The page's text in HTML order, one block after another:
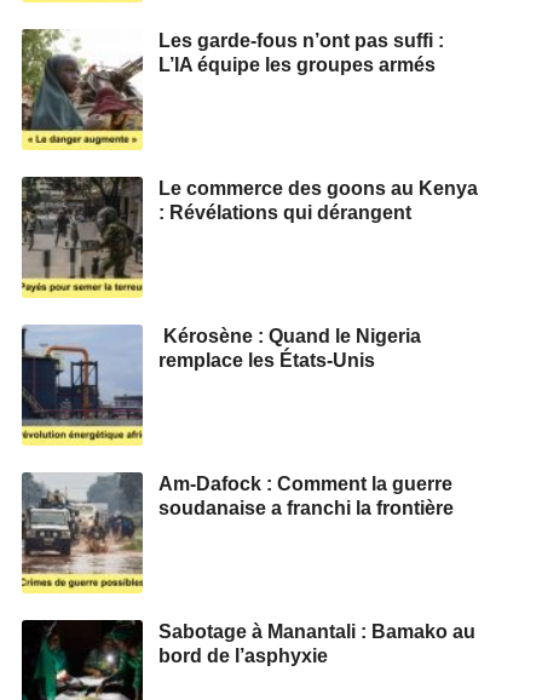
Les garde-fous n’ont pas suffi :
L’IA équipe les groupes armés
Le commerce des goons au Kenya
: Révélations qui dérangent
Kérosène : Quand le Nigeria
remplace les États-Unis
Am-Dafock : Comment la guerre
soudanaise a franchi la frontière
Sabotage à Manantali : Bamako au
bord de l’asphyxie